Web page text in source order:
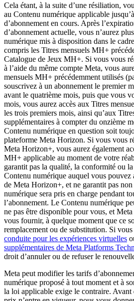
Cela étant, à la suite d’une résiliation,
au Contenu numérique applicable
d’abonnement en cours. Après
d’abonnement actuelle, vous n’aurez
numérique mis à disposition dans le
compris les Titres mensuels MH+
Catalogue de Jeux MH+. Si vous vous
à l’aide du même compte Meta, vous
mensuels MH+ précédemment utilisés
souscrivez à un abonnement le premier
avant le quatrième mois, puis que vous
mois, vous aurez accès aux Titres
les trois premiers mois, ainsi qu’aux
supplémentaires à compter du onzième
Contenu numérique en question soit
plateforme Meta Horizon. Si vous vous
Meta Horizon+, vous aurez également
MH+ applicable au moment de votre
garantit pas la qualité, la conformité ou
Contenu numérique auquel vous pouvez
de Meta Horizon+, et ne garantit pas
numérique sera pris en charge pendant
l’abonnement. Le Contenu numérique
ne pas être disponible pour vous, et
vous fournir, à quelque moment que ce
remplacement ou de substitution. Si
conduite pour les expériences virtuelles
supplémentaires de Meta Platforms
droit d’annuler ou de refuser le
Meta peut modifier les tarifs
numérique proposé à tout moment et à
la loi applicable exige le contraire. Avant